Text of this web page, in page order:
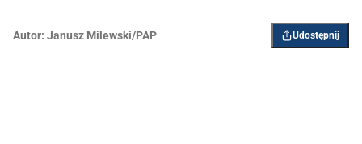
Autor: Janusz Milewski/PAP Udostępnij